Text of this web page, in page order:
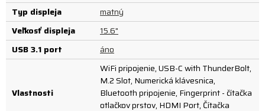
Typ displeja
matný
Veľkosť displeja
15.6"
USB 3.1 port
áno
Vlastnosti
WiFi pripojenie, USB-C with ThunderBolt,
M.2 Slot, Numerická klávesnica,
Bluetooth pripojenie, Fingerprint - čítačka
otlačkov prstov, HDMI Port, Čítačka